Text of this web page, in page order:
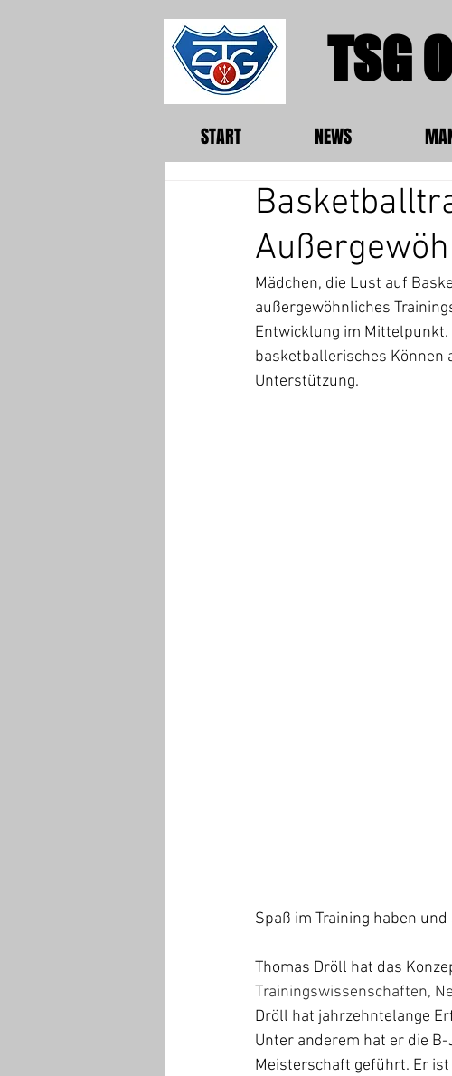
TSG
START NEWS
Mädchen, die Lust auf
außergewöhnliches
Entwicklung im Mittelpunkt.
basketballerisches Können
Unterstützung.
Spaß im Training haben
Thomas Dröll hat das
Trainingswissenschaften,
Dröll hat jahrzehntelange
Unter anderem hat er die
Meisterschaft geführt. Er